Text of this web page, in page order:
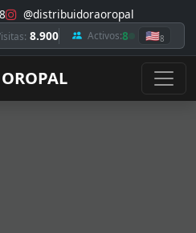
@distribuidoraoropal
8.900 Activos:8 🇺🇸8